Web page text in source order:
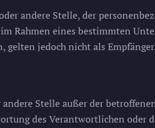
andere Stelle, der
Rahmen eines bestimmten
gelten jedoch nicht als Empfänger.
Stelle außer der
des Verantwortlichen oder